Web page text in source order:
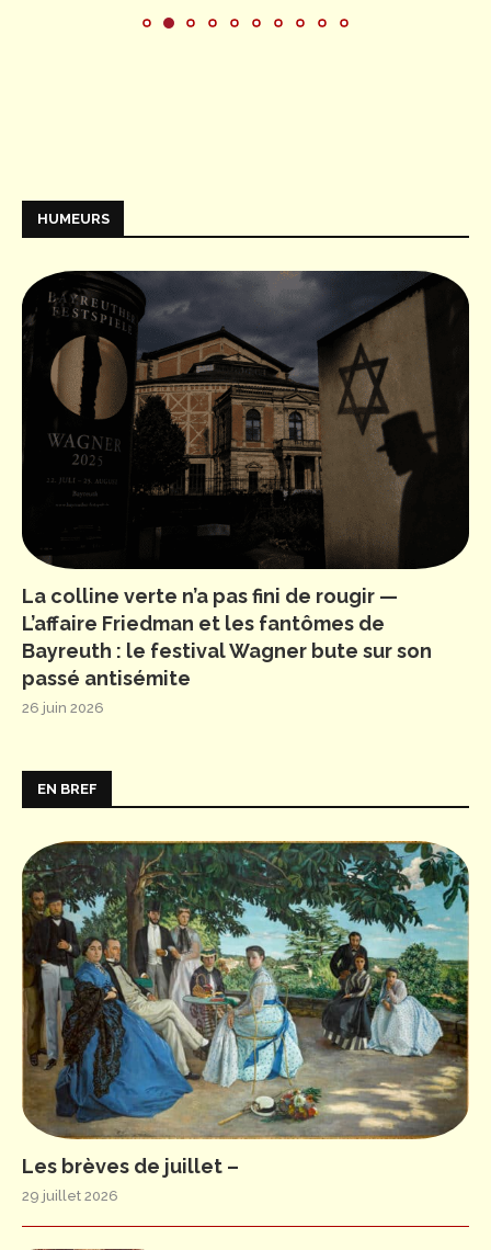
HUMEURS
La colline verte n’a pas fini de rougir —
L’affaire Friedman et les fantômes de
Bayreuth : le festival Wagner bute sur son
passé antisémite
26 juin 2026
EN BREF
Les brèves de juillet –
29 juillet 2026